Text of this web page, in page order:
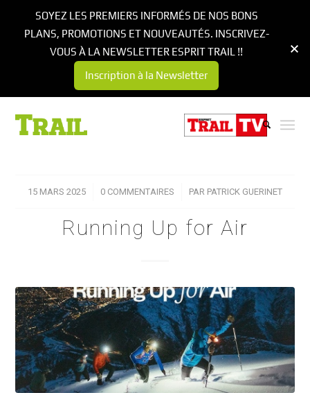
15 MARS 2025
/ 0 COMMENTAIRES
/ PAR PATRICK GUERINET
Running Up for Air
SOYEZ LES PREMIERS INFORMÉS DE NOS BONS
PLANS, PROMOTIONS ET NOUVEAUTÉS. INSCRIVEZ-
VOUS À LA NEWSLETTER ESPRIT TRAIL !!
Inscription à la Newsletter